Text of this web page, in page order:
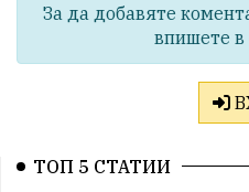
За да добавяте
впишете в
ТОП 5 СТАТИИ